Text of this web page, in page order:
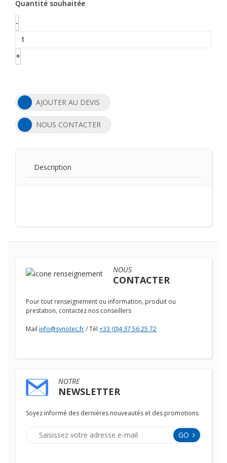
Quantité souhaitée
-
+
AJOUTER AU DEVIS
NOUS CONTACTER
Description
NOUS
CONTACTER
Pour tout renseignement ou information, produit ou
prestation, contactez nos conseillers
Mail info@synotec.fr/ Tél +33 (0)4 37 56 25 72
NOTRE
NEWSLETTER
Soyez informé des dernières nouveautés et des promotions
GO